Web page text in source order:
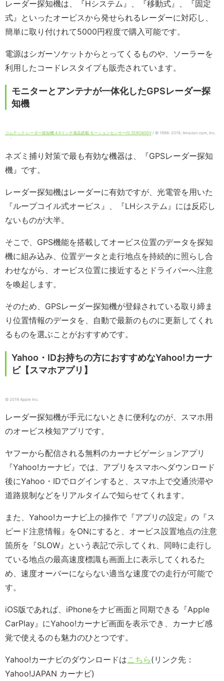
レーダー探知機は、『Hシステム』、『移動式』、『固定
式』といったオービスから発せられるレーダーに対応し、
簡単に取り付けれて5000円程度で購入可能です。
電源はシガーソケットからとってくるものや、ソーラーを
利用したコードレスタイプも販売されています。
モニターとアンテナが一体化したGPSレーダー探
知機
コムテック レーダー探知機 4.0インチ液晶搭載 モーションセンサー付 ZERO800V / © 1996-2019, Amazon.com, Inc.
・
ネズミ捕り対策で最も有効な機器は、『GPSレーダー探知
機』です。
レーダー探知機はレーダーに有効ですが、光電管を用いた
『ループコイル式オービス』、『LHシステム』には反応し
ないものが大半。
そこで、GPS機能を搭載してオービス位置のデータを探知
機に組み込み、位置データと走行地点を持続的に照らし合
わせながら、オービス位置に接近するとドライバーへ注意
を喚起します。
そのため、GPSレーダー探知機が登録されている取り締ま
り位置情報のデータを、自動で最新のものに更新してくれ
るものを選ぶことがおすすめです。
Yahoo・IDお持ちの方におすすめなYahoo!カーナ
ビ【スマホアプリ】
© 2019 Apple Inc.
レーダー探知機が手元にないときに便利なのが、スマホ用
のオービス検知アプリです。
ヤフーから配信される無料のカーナビゲーションアプリ
『Yahoo!カーナビ』では、アプリをスマホへダウンロード
後にYahoo・IDでログインすると、スマホ上で交通渋滞や
道路規制などをリアルタイムで知らせてくれます。
また、Yahoo!カーナビ上の操作で『アプリの設定』の『ス
ピード注意情報』をONにすると、オービス設置地点の注意
箇所を『SLOW』という表記で示してくれ、同時に走行し
ている地点の最高速度標識も画面上に表示してくれるた
め、速度オーバーにならない適当な速度での走行が可能で
す。
iOS版であれば、iPhoneをナビ画面と同期できる『Apple
CarPlay』にYahoo!カーナビ画面を表示でき、カーナビ感
覚で使えるのも魅力のひとつです。
Yahoo!カーナビのダウンロードはこちら(リンク先：
Yahoo!JAPAN カーナビ)